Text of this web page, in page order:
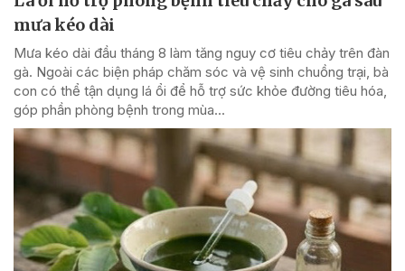
mưa kéo dài
Mưa kéo dài đầu tháng 8 làm tăng nguy cơ tiêu chảy trên đàn
gà. Ngoài các biện pháp chăm sóc và vệ sinh chuồng trại, bà
con có thể tận dụng lá ổi để hỗ trợ sức khỏe đường tiêu hóa,
góp phần phòng bệnh trong mùa...